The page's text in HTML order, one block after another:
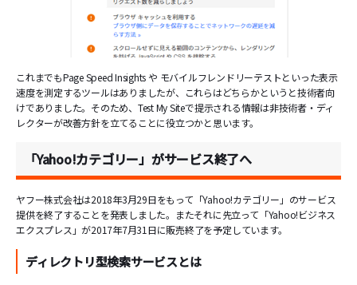
これまでもPage Speed Insights や モバイルフレンドリーテストといった表示
速度を測定するツールはありましたが、これらはどちらかというと技術者向
けでありました。そのため、Test My Siteで提示される情報は非技術者・ディ
レクターが改善方針を立てることに役立つかと思います。
「Yahoo!カテゴリー」がサービス終了へ
ヤフー株式会社は2018年3月29日をもって「Yahoo!カテゴリー」のサービス
提供を終了することを発表しました。またそれに先立って「Yahoo!ビジネス
エクスプレス」が2017年7月31日に販売終了を予定しています。
ディレクトリ型検索サービスとは